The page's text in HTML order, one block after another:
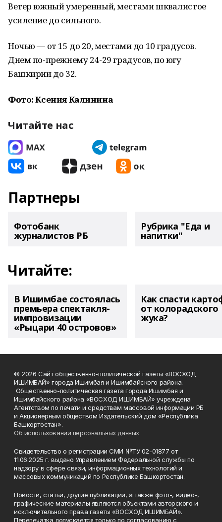
Ветер южный умеренный, местами шквалистое
усиление до сильного.
Ночью — от 15 до 20, местами до 10 градусов.
Днем по-прежнему 24-29 градусов, по югу
Башкирии до 32.
Фото: Ксения Калинина
Читайте нас
Партнеры
Фотобанк
журналистов РБ
Рубрика "Еда и
напитки"
Читайте:
В Ишимбае состоялась
премьера спектакля-
импровизации
«Рыцари 40 островов»
Как спасти
от колорадского
жука?
© 2026 Сайт общественно-политической газеты «ВОСХОД
ИШИМБАЙ» города Ишимбая и Ишимбайского района.
Общественно-политическая газета города Ишимбая и
Ишимбайского района «ВОСХОД ИШИМБАЙ» учреждена
Агентством по печати и средствам массовой информации РБ
и Акционерным обществом Издательский дом «Республика
Башкортостан».
Об использовании персональных данных
Свидетельство о регистрации СМИ №ТУ 02-01877 от
11.06.2025 г. выдано Управлением Федеральной службы по
надзору в сфере связи, информационных технологий и
массовых коммуникаций по Республике Башкортостан.
Новости, статьи, другие публикации, а также фото-, видео-,
графические материалы являются объектами авторского и
исключительного права газеты «ВОСХОД ИШИМБАЙ».
Перепечатка допускается только по согласованию с